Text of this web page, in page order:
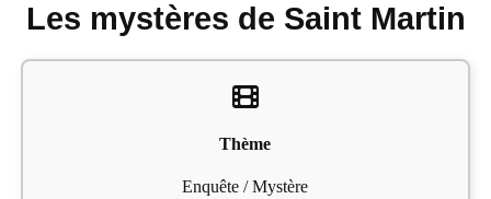
Les mystères de Saint Martin
Thème
Enquête / Mystère